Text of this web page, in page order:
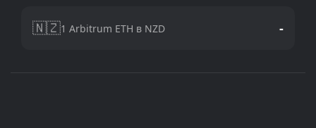
🇳🇿1 Arbitrum ETH в NZD -